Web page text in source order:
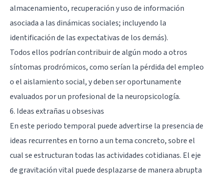
almacenamiento, recuperación y uso de información
asociada a las dinámicas sociales; incluyendo la
identificación de las expectativas de los demás).
Todos ellos podrían contribuir de algún modo a otros
síntomas prodrómicos, como serían la pérdida del empleo
o el aislamiento social, y deben ser oportunamente
evaluados por un profesional de la neuropsicología.
6. Ideas extrañas u obsesivas
En este periodo temporal puede advertirse la presencia de
ideas recurrentes en torno a un tema concreto, sobre el
cual se estructuran todas las actividades cotidianas. El eje
de gravitación vital puede desplazarse de manera abrupta